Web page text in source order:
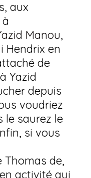
aux
Manou,
Hendrix en
de
Yazid
depuis
voudriez
le saurez le
si vous
Thomas de,
activité qui